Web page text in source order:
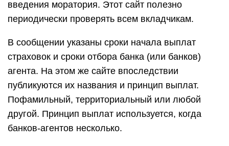
введения моратория. Этот сайт полезно
периодически проверять всем вкладчикам.
В сообщении указаны сроки начала выплат
страховок и сроки отбора банка (или банков)
агента. На этом же сайте впоследствии
публикуются их названия и принцип выплат.
Пофамильный, территориальный или любой
другой. Принцип выплат используется, когда
банков-агентов несколько.